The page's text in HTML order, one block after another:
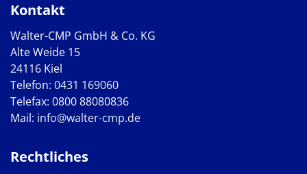
Kontakt
Walter-CMP GmbH & Co. KG
Alte Weide 15
24116 Kiel
Telefon: 0431 169060
Telefax: 0800 88080836
Mail: info@walter-cmp.de
Rechtliches